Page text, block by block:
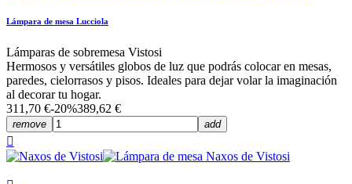
Lámpara de mesa Lucciola
Lámparas de sobremesa Vistosi
Hermosos y versátiles globos de luz que podrás colocar en mesas,
paredes, cielorrasos y pisos. Ideales para dejar volar la imaginación
al decorar tu hogar.
311,70 €-20%389,62 €
remove add
